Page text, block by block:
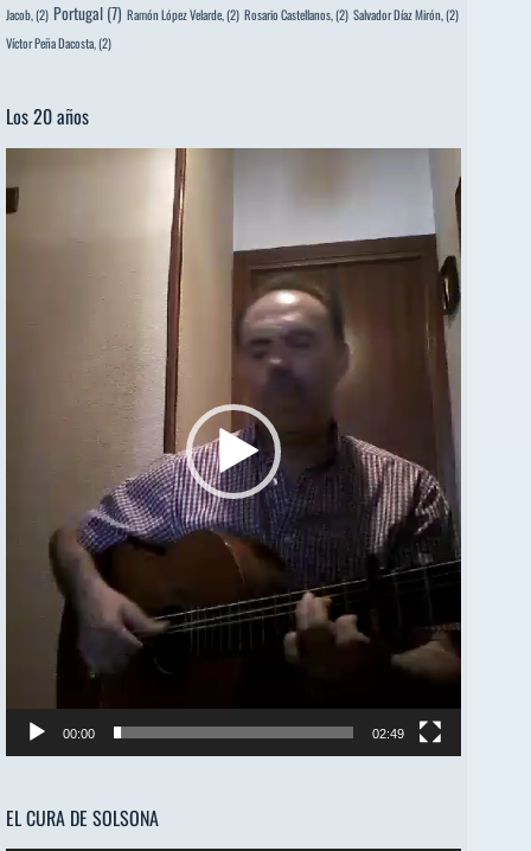
Jacob,(2) Portugal (7) Ramón López Velarde,(2) Rosario Castellanos,(2) Salvador Díaz Mirón,(2)
Víctor Peña Dacosta,(2)
Los 20 años
de
vídeo
00:00 02:49
EL CURA DE SOLSONA